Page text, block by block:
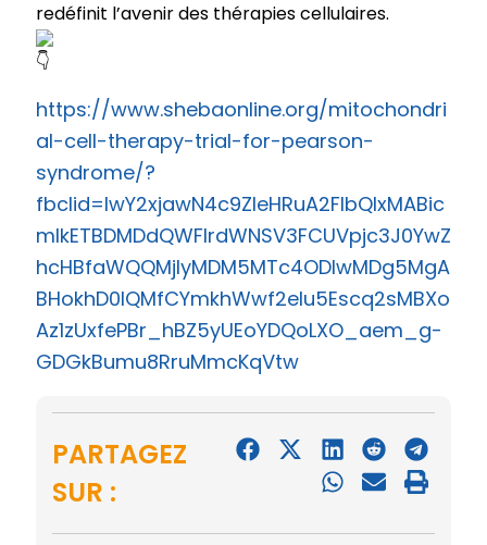
redéfinit l’avenir des thérapies cellulaires.
https://www.shebaonline.org/mitochondri
al-cell-therapy-trial-for-pearson-
syndrome/?
fbclid=IwY2xjawN4c9ZleHRuA2FlbQIxMABic
mlkETBDMDdQWFlrdWNSV3FCUVpjc3J0YwZ
hcHBfaWQQMjIyMDM5MTc4ODIwMDg5MgA
BHokhD0lQMfCYmkhWwf2eIu5Escq2sMBXo
Az1zUxfePBr_hBZ5yUEoYDQoLXO_aem_g-
GDGkBumu8RruMmcKqVtw
PARTAGEZ
SUR :